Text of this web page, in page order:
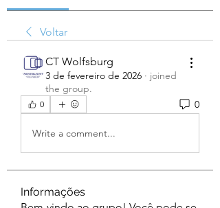
Voltar
CT Wolfsburg
3 de fevereiro de 2026 · joined
the group.
0 0
Write a comment...
Informações